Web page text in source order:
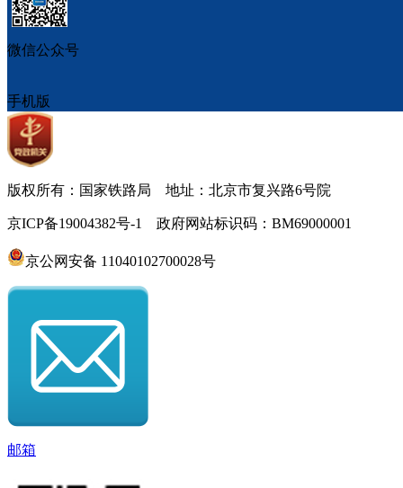
微信公众号
手机版
版权所有：国家铁路局 地址：北京市复兴路6号院
京ICP备19004382号-1 政府网站标识码：BM69000001
京公网安备 11040102700028号
邮箱